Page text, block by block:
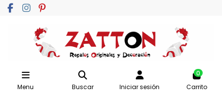
Menu Buscar Iniciar sesión
0
Carrito